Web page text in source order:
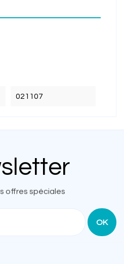
021107
offres spéciales